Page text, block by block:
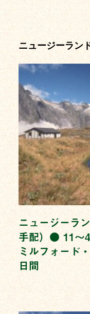
ニュージーラン
ニュージーラ
手配）● 11〜4
ミルフォード
日間